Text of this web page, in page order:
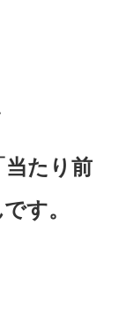
たり前
す。